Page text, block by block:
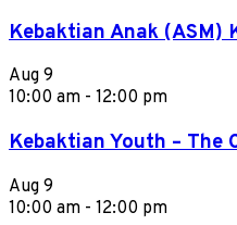
Kebaktian Anak (ASM)
Aug 9
10:00 am - 12:00 pm
Kebaktian Youth – The
Aug 9
10:00 am - 12:00 pm